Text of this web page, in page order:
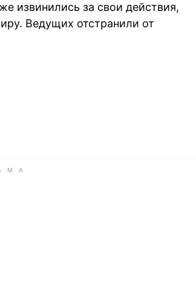
извинились за свои действия,
Ведущих отстранили от